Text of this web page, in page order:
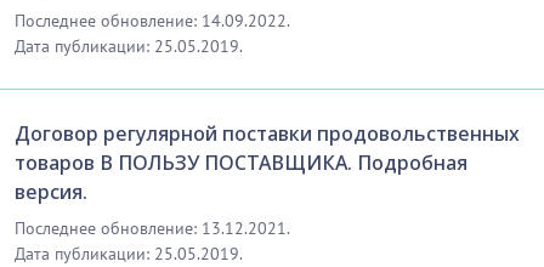
…………………………
[Скрытый текст. Полная версия доступна после
скачивания]
10. ПОРЯДОК ИЗМЕНЕНИЯ И РАСТОРЖЕНИЯ
ДОГОВОРА
10.1. Любые изменения, дополнения и приложения
к настоящему договору составляют настоящий
Последнее обновление: 14.09.2022.
Дата публикации: 25.05.2019.
Договор регулярной поставки продовольственных
товаров В ПОЛЬЗУ ПОСТАВЩИКА. Подробная
версия.
Последнее обновление: 13.12.2021.
Дата публикации: 25.05.2019.